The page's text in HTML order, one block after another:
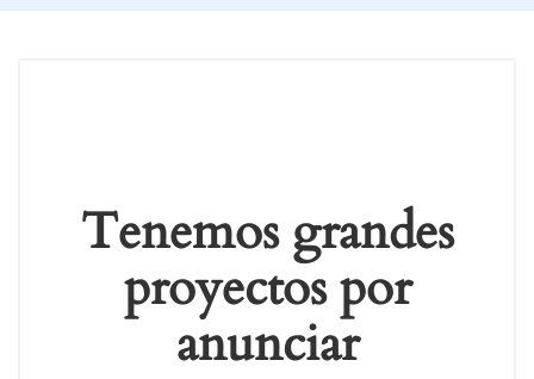
Tenemos grandes
proyectos por
anunciar